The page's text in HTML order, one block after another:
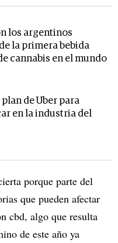
los argentinos
la primera bebida
cannabis en el mundo
plan de Uber para
en la industria del
porque parte del
que pueden afectar
cbd, algo que resulta
de este año ya